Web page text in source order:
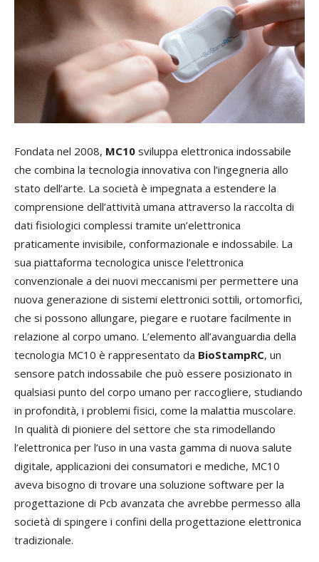
Fondata nel 2008, MC10 sviluppa elettronica indossabile
che combina la tecnologia innovativa con l’ingegneria allo
stato dell’arte. La società è impegnata a estendere la
comprensione dell’attività umana attraverso la raccolta di
dati fisiologici complessi tramite un’elettronica
praticamente invisibile, conformazionale e indossabile. La
sua piattaforma tecnologica unisce l’elettronica
convenzionale a dei nuovi meccanismi per permettere una
nuova generazione di sistemi elettronici sottili, ortomorfici,
che si possono allungare, piegare e ruotare facilmente in
relazione al corpo umano. L’elemento all’avanguardia della
tecnologia MC10 è rappresentato da BioStampRC, un
sensore patch indossabile che può essere posizionato in
qualsiasi punto del corpo umano per raccogliere, studiando
in profondità, i problemi fisici, come la malattia muscolare.
In qualità di pioniere del settore che sta rimodellando
l’elettronica per l’uso in una vasta gamma di nuova salute
digitale, applicazioni dei consumatori e mediche, MC10
aveva bisogno di trovare una soluzione software per la
progettazione di Pcb avanzata che avrebbe permesso alla
società di spingere i confini della progettazione elettronica
tradizionale.